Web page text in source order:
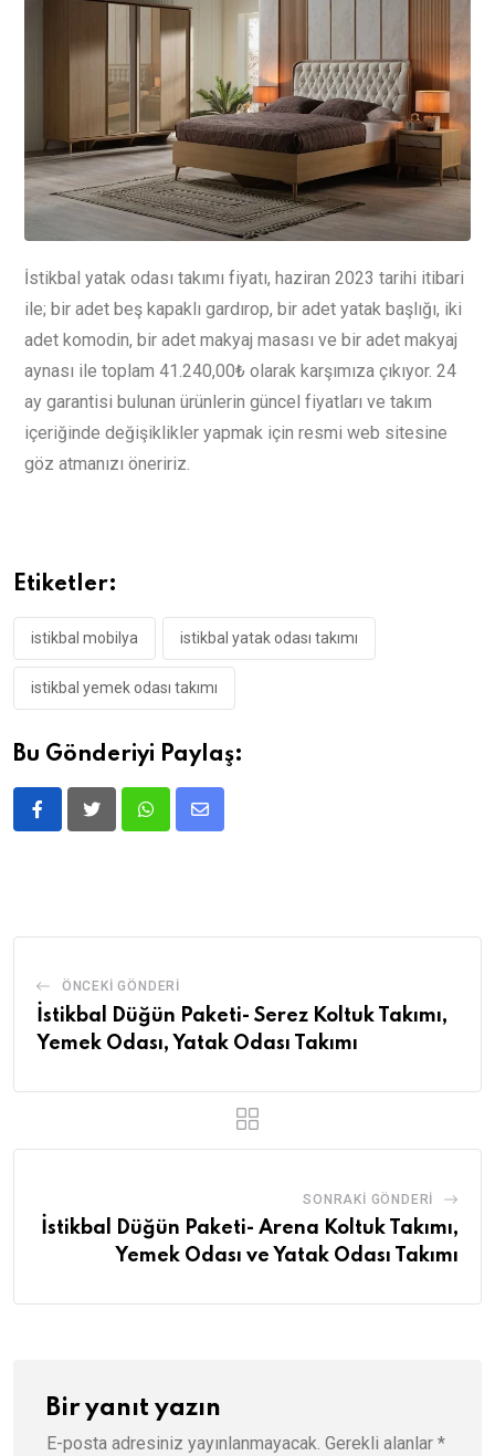
İstikbal yatak odası takımı fiyatı, haziran 2023 tarihi itibari
ile; bir adet beş kapaklı gardırop, bir adet yatak başlığı, iki
adet komodin, bir adet makyaj masası ve bir adet makyaj
aynası ile toplam 41.240,00₺ olarak karşımıza çıkıyor. 24
ay garantisi bulunan ürünlerin güncel fiyatları ve takım
içeriğinde değişiklikler yapmak için resmi web sitesine
göz atmanızı öneririz.
Etiketler:
istikbal mobilya istikbal yatak odası takımı
istikbal yemek odası takımı
Bu Gönderiyi Paylaş:
ÖNCEKI GÖNDERI
İstikbal Düğün Paketi- Serez Koltuk Takımı,
Yemek Odası, Yatak Odası Takımı
SONRAKI GÖNDERI
İstikbal Düğün Paketi- Arena Koltuk Takımı,
Yemek Odası ve Yatak Odası Takımı
Bir yanıt yazın
E-posta adresiniz yayınlanmayacak. Gerekli alanlar *